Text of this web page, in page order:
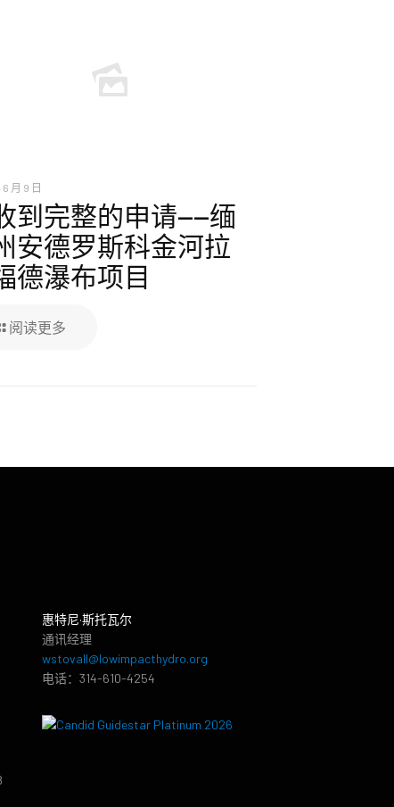
月 9 日
到完整的申请——缅
安德罗斯科金河拉
德瀑布项目
阅读更多
惠特尼·斯托瓦尔
通讯经理
wstovall@lowimpacthydro.org
电话：314-610-4254